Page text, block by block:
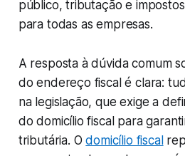
público, tributação e
para todas as empresas.
A resposta à dúvida comum
do endereço fiscal é clara:
na legislação, que exige a
do domicílio fiscal para
tributária. Odomicílio fiscal